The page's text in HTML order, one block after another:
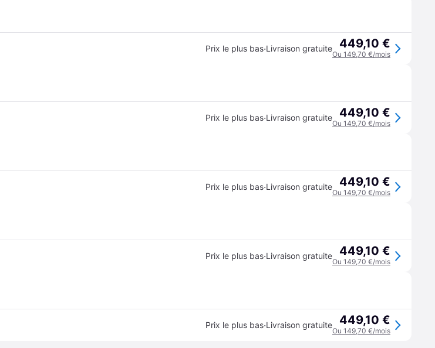
Prix le plus bas·Livraison gratuite 449,10 €
Ou 149,70 €/mois
Prix le plus bas·Livraison gratuite 449,10 €
Ou 149,70 €/mois
Prix le plus bas·Livraison gratuite 449,10 €
Ou 149,70 €/mois
Prix le plus bas·Livraison gratuite 449,10 €
Ou 149,70 €/mois
Prix le plus bas·Livraison gratuite 449,10 €
Ou 149,70 €/mois